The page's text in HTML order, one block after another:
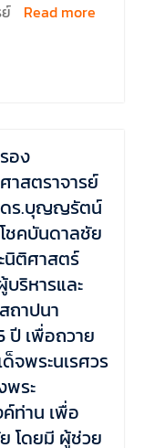
Read more
รอง
ศาสตราจารย์
ดร.บุญญรัตน์
โชคบันดาลชัย
ติศาสตร์
ริหารและ
ถาปนา
ปี เพื่อถวาย
พระนเรศวร
พระ
ท่าน เพื่อ
โดยมี ผู้ช่วย